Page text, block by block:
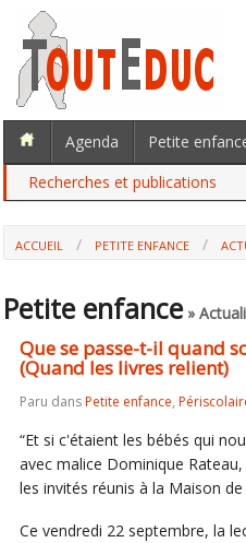
Agenda Petite
Recherches et publications
ACCUEIL PETITE ENFANCE
Petite enfance»
Que se passe-t-il quand
(Quand les livres relient)
Paru dansPetite enfance,
“Et si c'étaient les bébés qui
avec malice Dominique
les invités réunis à la Maison de
Ce vendredi 22 septembre, la